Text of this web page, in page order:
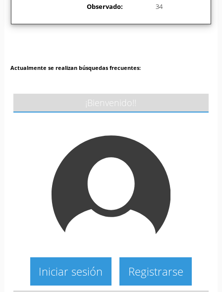
Observado:
34
Actualmente se realizan búsquedas frecuentes:
¡Bienvenido!!
Iniciar sesión Registrarse